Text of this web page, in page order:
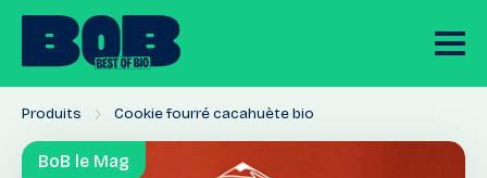
Produits Cookie fourré cacahuète bio
BoB le Mag